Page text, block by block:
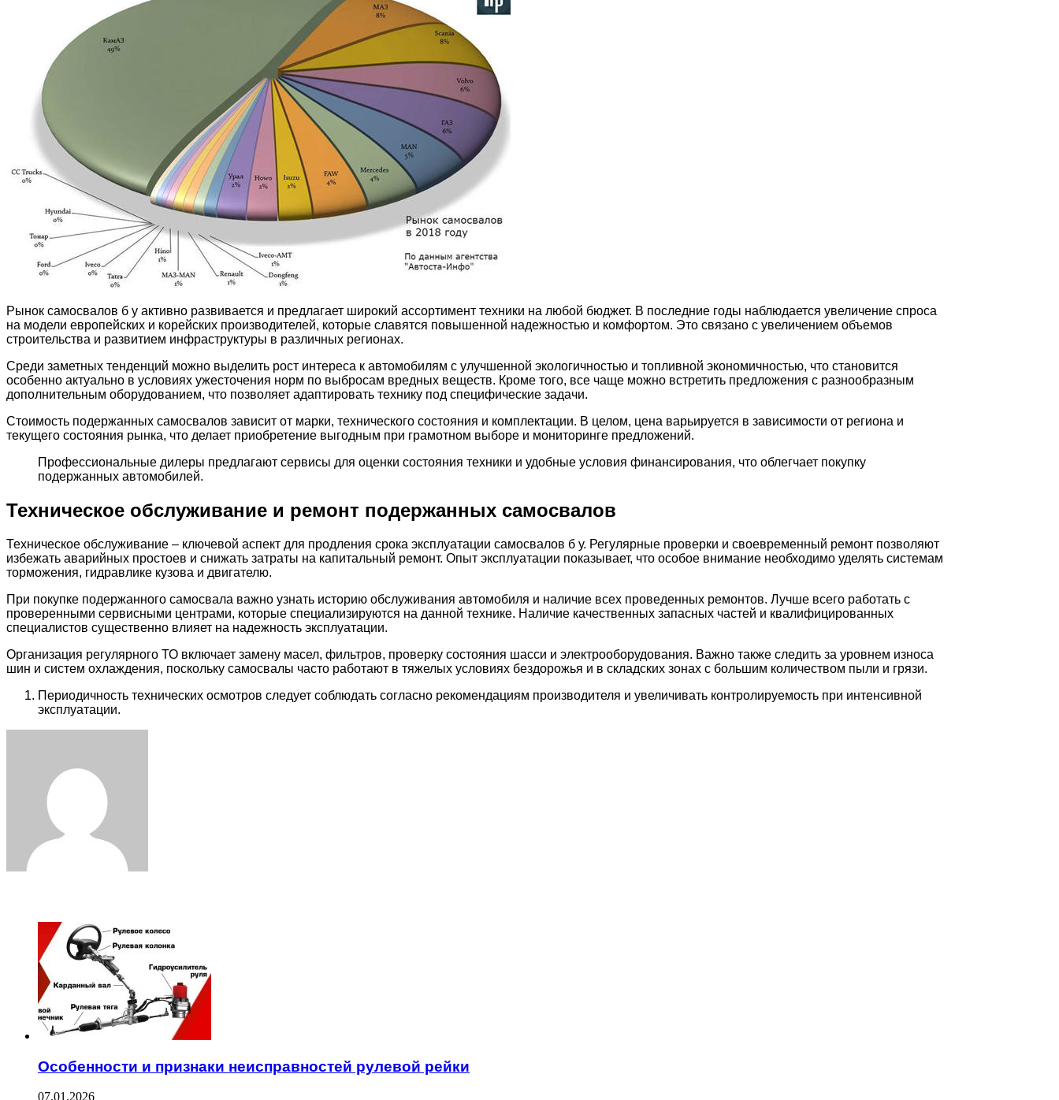
Рынок самосвалов б у активно развивается и предлагает широкий ассортимент техники на любой бюджет. В последние годы наблюдается увеличение спроса
на модели европейских и корейских производителей, которые славятся повышенной надежностью и комфортом. Это связано с увеличением объемов
строительства и развитием инфраструктуры в различных регионах.
Среди заметных тенденций можно выделить рост интереса к автомобилям с улучшенной экологичностью и топливной экономичностью, что становится
особенно актуально в условиях ужесточения норм по выбросам вредных веществ. Кроме того, все чаще можно встретить предложения с разнообразным
дополнительным оборудованием, что позволяет адаптировать технику под специфические задачи.
Стоимость подержанных самосвалов зависит от марки, технического состояния и комплектации. В целом, цена варьируется в зависимости от региона и
текущего состояния рынка, что делает приобретение выгодным при грамотном выборе и мониторинге предложений.
Профессиональные дилеры предлагают сервисы для оценки состояния техники и удобные условия финансирования, что облегчает покупку
подержанных автомобилей.
Техническое обслуживание и ремонт подержанных самосвалов
Техническое обслуживание – ключевой аспект для продления срока эксплуатации самосвалов б у. Регулярные проверки и своевременный ремонт позволяют
избежать аварийных простоев и снижать затраты на капитальный ремонт. Опыт эксплуатации показывает, что особое внимание необходимо уделять системам
торможения, гидравлике кузова и двигателю.
При покупке подержанного самосвала важно узнать историю обслуживания автомобиля и наличие всех проведенных ремонтов. Лучше всего работать с
проверенными сервисными центрами, которые специализируются на данной технике. Наличие качественных запасных частей и квалифицированных
специалистов существенно влияет на надежность эксплуатации.
Организация регулярного ТО включает замену масел, фильтров, проверку состояния шасси и электрооборудования. Важно также следить за уровнем износа
шин и систем охлаждения, поскольку самосвалы часто работают в тяжелых условиях бездорожья и в складских зонах с большим количеством пыли и грязи.
Периодичность технических осмотров следует соблюдать согласно рекомендациям производителя и увеличивать контролируемость при интенсивной
эксплуатации.
Особенности и признаки неисправностей рулевой рейки
07.01.2026